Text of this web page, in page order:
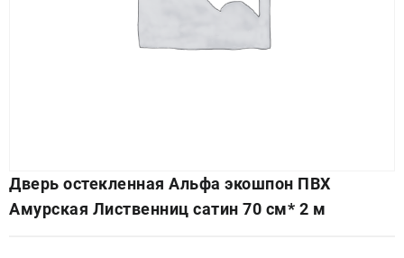
Дверь остекленная Альфа экошпон ПВХ
Амурская Лиственниц сатин 70 см* 2 м